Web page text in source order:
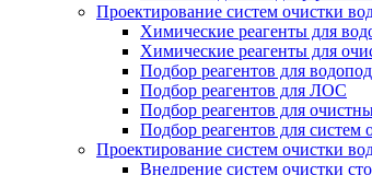
Проектирование систем очистки
Химические реагенты для
Химические реагенты для
Подбор реагентов для
Подбор реагентов для ЛОС
Подбор реагентов для
Подбор реагентов для систем
Проектирование систем очистки
Внедрение систем очистки